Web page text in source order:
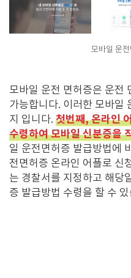
모바일 운
모바일 운전 면허증은 운전
가능합니다. 이러한 모바일
지 입니다. 첫번째,온라인
수령하여 모바일 신분증을
일 운전면허증 발급방법에
전면허증 온라인 어플로 신
는 경찰서를 지정하고 해당
증 발급방법 수령을 할 수